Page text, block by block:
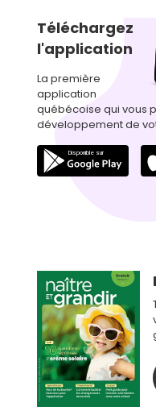
Téléchargez
l'application
La première
application
québécoise qui vous
développement de